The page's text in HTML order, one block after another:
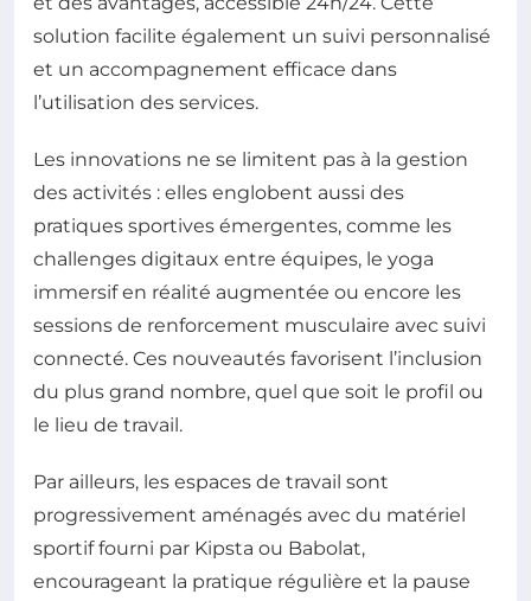
solution facilite également un suivi personnalisé
et un accompagnement efficace dans
l’utilisation des services.
Les innovations ne se limitent pas à la gestion
des activités : elles englobent aussi des
pratiques sportives émergentes, comme les
challenges digitaux entre équipes, le yoga
immersif en réalité augmentée ou encore les
sessions de renforcement musculaire avec suivi
connecté. Ces nouveautés favorisent l’inclusion
du plus grand nombre, quel que soit le profil ou
le lieu de travail.
Par ailleurs, les espaces de travail sont
progressivement aménagés avec du matériel
sportif fourni par Kipsta ou Babolat,
encourageant la pratique régulière et la pause